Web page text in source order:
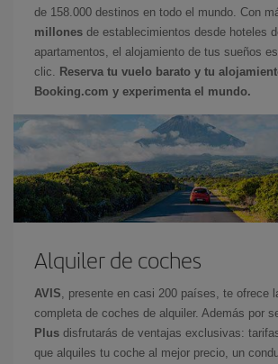
de 158.000 destinos en todo el mundo. Con
millones de establecimientos desde hoteles
apartamentos, el alojamiento de tus sueños
clic.
Reserva tu vuelo barato y tu
Booking.com y experimenta el mundo.
Alquiler de coches
AVIS , presente en casi 200 países, te ofrece
completa de coches de alquiler. Además por
Plus disfrutarás de ventajas exclusivas:
que alquiles tu coche al mejor precio, un